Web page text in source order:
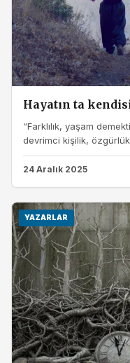
Hayatın ta
“Farklılık, yaşam
devrimci kişilik,
24 Aralık 2025
YAZARLAR